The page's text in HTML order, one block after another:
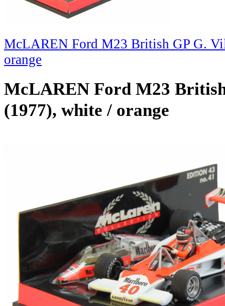
McLAREN Ford M23 British GP G.
orange
McLAREN Ford M23
(1977), white / orange